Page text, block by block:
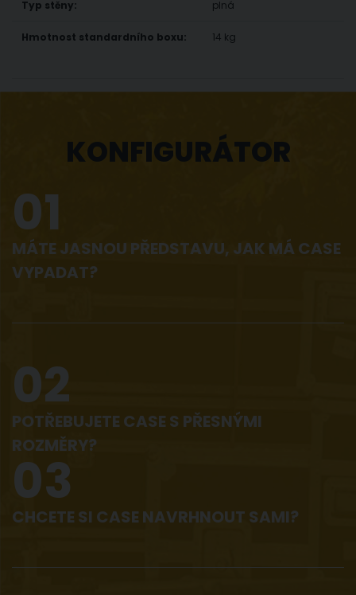
Typ stěny: plná
Hmotnost standardního boxu: 14 kg
KONFIGURÁTOR
01
MÁTE JASNOU PŘEDSTAVU, JAK MÁ CASE
VYPADAT?
02
POTŘEBUJETE CASE S PŘESNÝMI
ROZMĚRY?
03
CHCETE SI CASE NAVRHNOUT SAMI?